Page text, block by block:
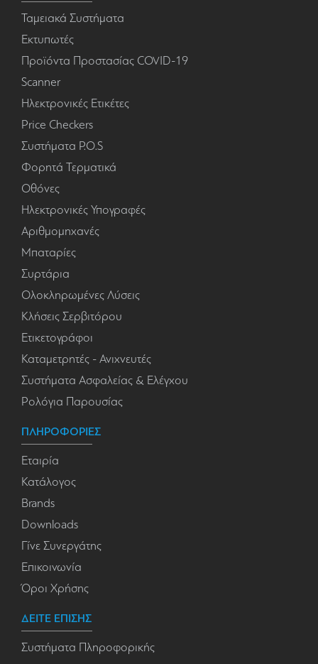
Ταμειακά Συστήματα
Εκτυπωτές
Προϊόντα Προστασίας COVID-19
Scanner
Ηλεκτρονικές Ετικέτες
Price Checkers
Συστήματα P.O.S
Φορητά Τερματικά
Οθόνες
Ηλεκτρονικές Υπογραφές
Αριθμομηχανές
Μπαταρίες
Συρτάρια
Ολοκληρωμένες Λύσεις
Κλήσεις Σερβιτόρου
Ετικετογράφοι
Καταμετρητές - Ανιχνευτές
Συστήματα Ασφαλείας & Ελέγχου
Ρολόγια Παρουσίας
ΠΛΗΡΟΦΟΡΙΕΣ
Εταιρία
Κατάλογος
Brands
Downloads
Γίνε Συνεργάτης
Επικοινωνία
Όροι Χρήσης
ΔΕΙΤΕ ΕΠΙΣΗΣ
Συστήματα Πληροφορικής